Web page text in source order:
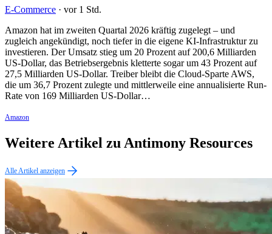
E-Commerce · vor 1 Std.
Amazon hat im zweiten Quartal 2026 kräftig zugelegt – und
zugleich angekündigt, noch tiefer in die eigene KI-Infrastruktur zu
investieren. Der Umsatz stieg um 20 Prozent auf 200,6 Milliarden
US-Dollar, das Betriebsergebnis kletterte sogar um 43 Prozent auf
27,5 Milliarden US-Dollar. Treiber bleibt die Cloud-Sparte AWS,
die um 36,7 Prozent zulegte und mittlerweile eine annualisierte Run-
Rate von 169 Milliarden US-Dollar…
Amazon
Weitere Artikel zu Antimony Resources
Alle Artikel anzeigen